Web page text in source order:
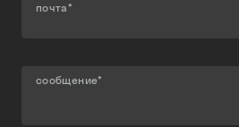
почта*
сообщение*